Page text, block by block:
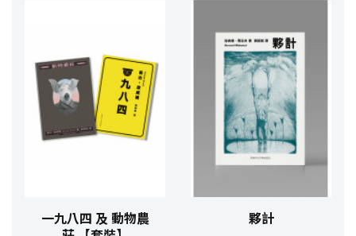
一九八四 及 動物農
夥計